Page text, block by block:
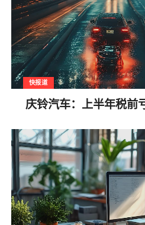
快报道
庆铃汽车：上半年税前